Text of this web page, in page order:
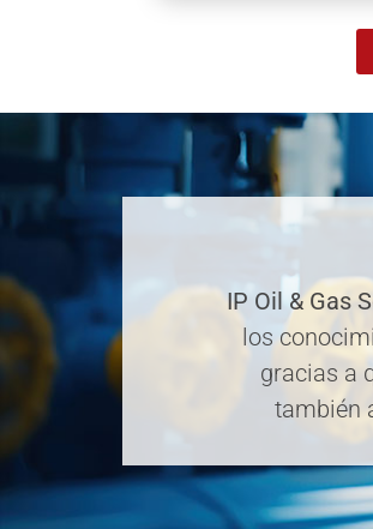
IP Oil & Gas
los
gracias a
también